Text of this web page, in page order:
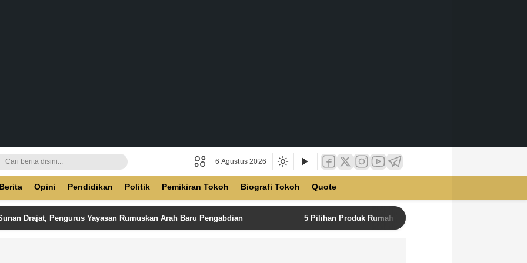
6 Agustus 2026
Berita Opini Pendidikan Politik Pemikiran Tokoh Biografi Tokoh Quote
Drajat, Pengurus Yayasan Rumuskan Arah Baru Pengabdian 5 Pilihan Produk Rumah Tangga Terbaik di Unilever Store